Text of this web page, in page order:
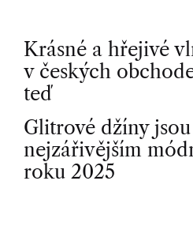
P
o
s
t
Krásné a hřejivé
v českých
teď
Glitrové džíny jsou
nejzářivějším
roku 2025